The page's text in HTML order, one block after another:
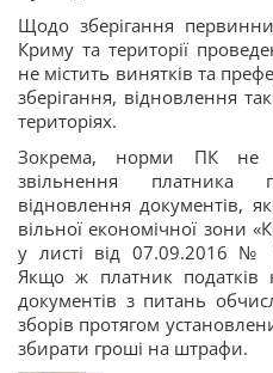
Щодо зберігання
Криму та території
не містить винятків та
зберігання, відновлення
територіях.
Зокрема, норми ПК не
звільнення платника
відновлення документів,
вільної економічної зони
у листі від 07.09.2016 №
Якщо ж платник податків
документів з питань
зборів протягом
збирати гроші на штрафи.